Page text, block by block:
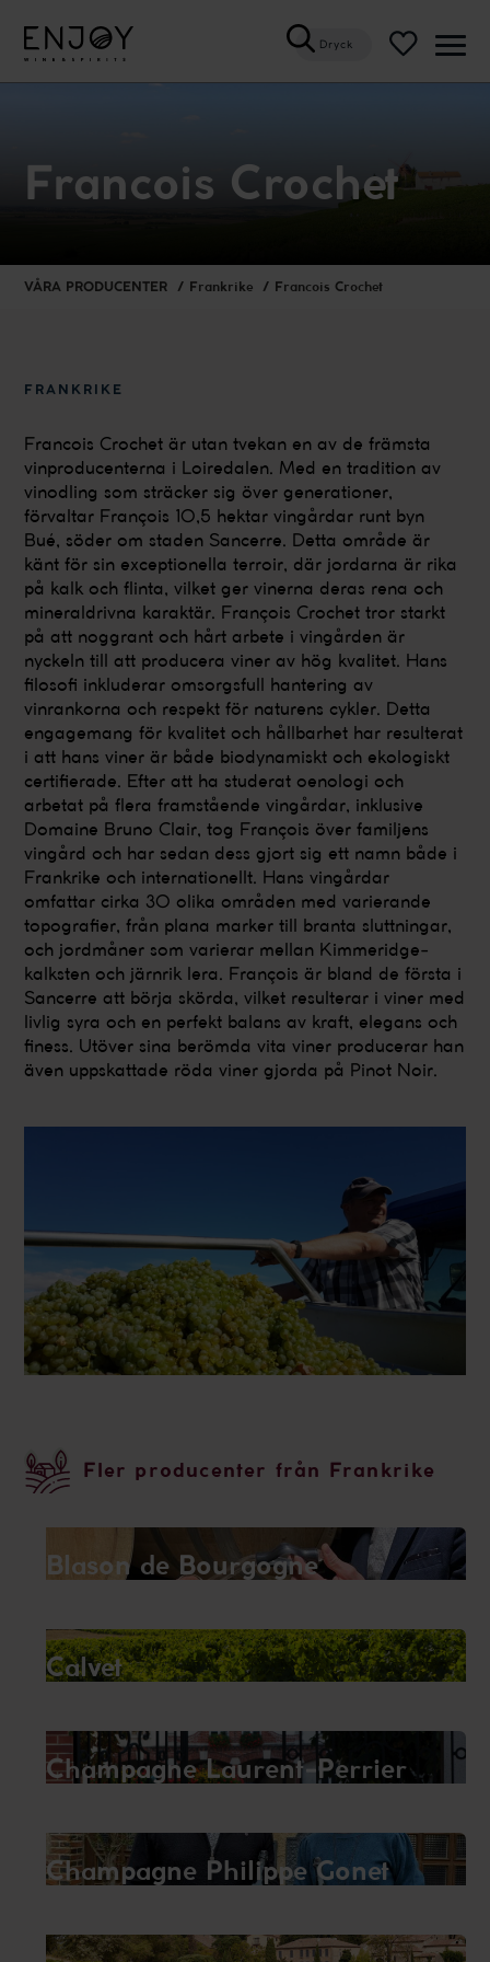
Dryck
Francois Crochet
VÅRA PRODUCENTER Frankrike Francois Crochet
FRANKRIKE
Francois Crochet är utan tvekan en av de främsta
vinproducenterna i Loiredalen. Med en tradition av
vinodling som sträcker sig över generationer,
förvaltar François 10,5 hektar vingårdar runt byn
Bué, söder om staden Sancerre. Detta område är
känt för sin exceptionella terroir, där jordarna är rika
på kalk och flinta, vilket ger vinerna deras rena och
mineraldrivna karaktär. François Crochet tror starkt
på att noggrant och hårt arbete i vingården är
nyckeln till att producera viner av hög kvalitet. Hans
filosofi inkluderar omsorgsfull hantering av
vinrankorna och respekt för naturens cykler. Detta
engagemang för kvalitet och hållbarhet har resulterat
i att hans viner är både biodynamiskt och ekologiskt
certifierade. Efter att ha studerat oenologi och
arbetat på flera framstående vingårdar, inklusive
Domaine Bruno Clair, tog François över familjens
vingård och har sedan dess gjort sig ett namn både i
Frankrike och internationellt. Hans vingårdar
omfattar cirka 30 olika områden med varierande
topografier, från plana marker till branta sluttningar,
och jordmåner som varierar mellan Kimmeridge-
kalksten och järnrik lera. François är bland de första i
Sancerre att börja skörda, vilket resulterar i viner med
livlig syra och en perfekt balans av kraft, elegans och
finess. Utöver sina berömda vita viner producerar han
även uppskattade röda viner gjorda på Pinot Noir.
Fler producenter från Frankrike
Blason de Bourgogne
Calvet
Champagne Laurent-Perrier
Champagne Philippe Gonet